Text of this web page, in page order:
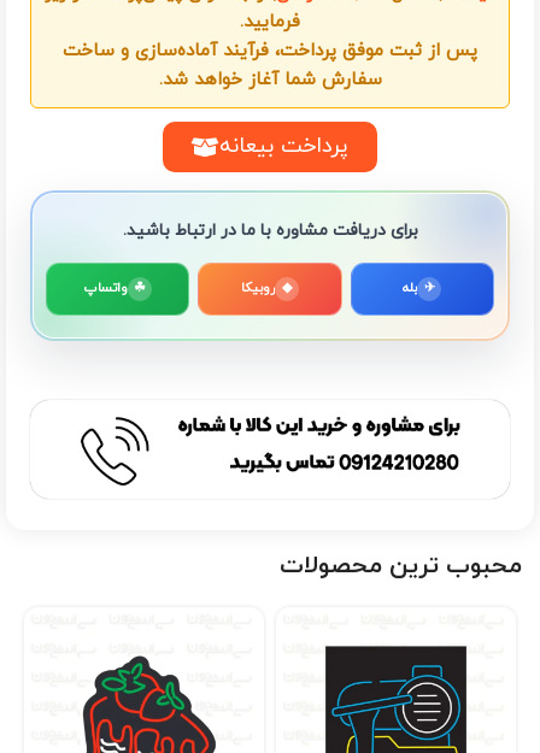
فرمایید.
پس از ثبت موفق پرداخت، فرآیند آماده‌سازی و ساخت
سفارش شما آغاز خواهد شد.
پرداخت بیعانه
برای دریافت مشاوره با ما در ارتباط باشید.
✈ بله ◆ روبیکا ☘ واتساپ
محبوب ترین محصولات